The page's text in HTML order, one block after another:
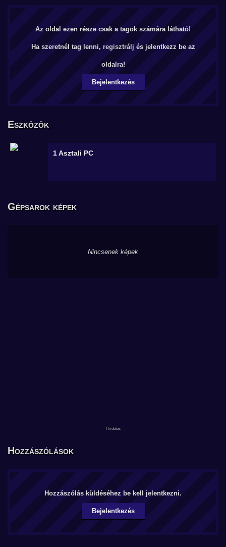
Az oldal ezen része csak a tagok számára látható!
Ha szeretnél tag lenni, regisztrálj és jelentkezz be az
oldalra!
Bejelentkezés
Eszközök
1Asztali PC
Gépsarok képek
Nincsenek képek
Hozzászólások
Hozzászólás küldéséhez be kell jelentkezni.
Bejelentkezés